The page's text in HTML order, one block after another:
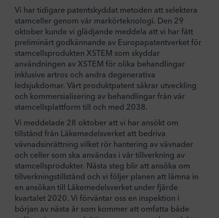
Vi har tidigare patentskyddat metoden att selektera
stamceller genom vår markörteknologi. Den 29
oktober kunde vi glädjande meddela att vi har fått
preliminärt godkännande av Europapatentverket för
stamcellsprodukten XSTEM som skyddar
användningen av XSTEM för olika behandlingar
inklusive artros och andra degenerativa
ledsjukdomar. Vårt produktpatent säkrar utveckling
och kommersialisering av behandlingar från vår
stamcellsplattform till och med 2038.
Vi meddelade 28 oktober att vi har ansökt om
tillstånd från Läkemedelsverket att bedriva
vävnadsinrättning vilket rör hantering av vävnader
och celler som ska användas i vår tillverkning av
stamcellsprodukter. Nästa steg blir att ansöka om
tillverkningstillstånd och vi följer planen att lämna in
en ansökan till Läkemedelsverket under fjärde
kvartalet 2020. Vi förväntar oss en inspektion i
början av nästa år som kommer att omfatta både